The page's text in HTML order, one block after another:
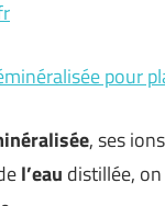
pour
, ses
l’eau distillée,